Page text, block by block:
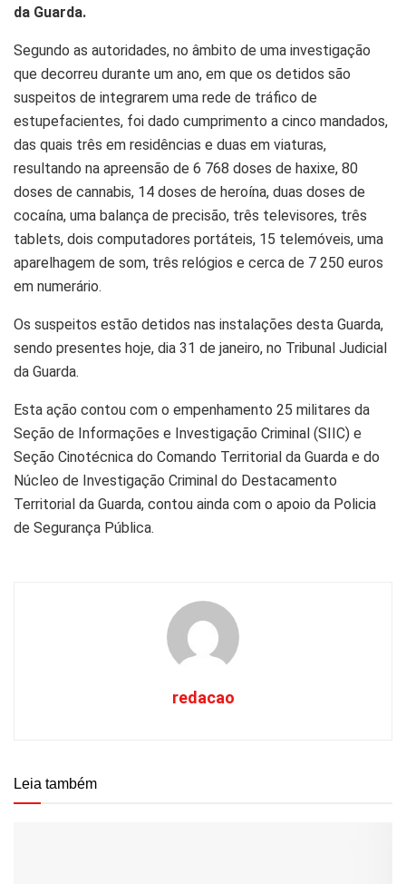
da Guarda.
Segundo as autoridades, no âmbito de uma investigação
que decorreu durante um ano, em que os detidos são
suspeitos de integrarem uma rede de tráfico de
estupefacientes, foi dado cumprimento a cinco mandados,
das quais três em residências e duas em viaturas,
resultando na apreensão de 6 768 doses de haxixe, 80
doses de cannabis, 14 doses de heroína, duas doses de
cocaína, uma balança de precisão, três televisores, três
tablets, dois computadores portáteis, 15 telemóveis, uma
aparelhagem de som, três relógios e cerca de 7 250 euros
em numerário.
Os suspeitos estão detidos nas instalações desta Guarda,
sendo presentes hoje, dia 31 de janeiro, no Tribunal Judicial
da Guarda.
Esta ação contou com o empenhamento 25 militares da
Seção de Informações e Investigação Criminal (SIIC) e
Seção Cinotécnica do Comando Territorial da Guarda e do
Núcleo de Investigação Criminal do Destacamento
Territorial da Guarda, contou ainda com o apoio da Policia
de Segurança Pública.
redacao
Leia também